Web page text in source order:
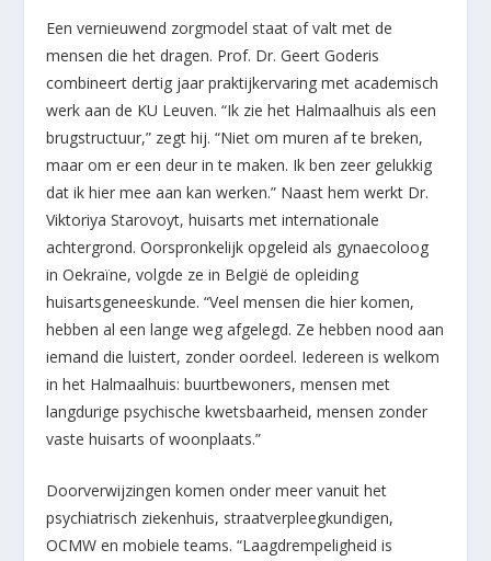
Een vernieuwend zorgmodel staat of valt met de
mensen die het dragen. Prof. Dr. Geert Goderis
combineert dertig jaar praktijkervaring met academisch
werk aan de KU Leuven. “Ik zie het Halmaalhuis als een
brugstructuur,” zegt hij. “Niet om muren af te breken,
maar om er een deur in te maken. Ik ben zeer gelukkig
dat ik hier mee aan kan werken.” Naast hem werkt Dr.
Viktoriya Starovoyt, huisarts met internationale
achtergrond. Oorspronkelijk opgeleid als gynaecoloog
in Oekraïne, volgde ze in België de opleiding
huisartsgeneeskunde. “Veel mensen die hier komen,
hebben al een lange weg afgelegd. Ze hebben nood aan
iemand die luistert, zonder oordeel. Iedereen is welkom
in het Halmaalhuis: buurtbewoners, mensen met
langdurige psychische kwetsbaarheid, mensen zonder
vaste huisarts of woonplaats.”
Doorverwijzingen komen onder meer vanuit het
psychiatrisch ziekenhuis, straatverpleegkundigen,
OCMW en mobiele teams. “Laagdrempeligheid is